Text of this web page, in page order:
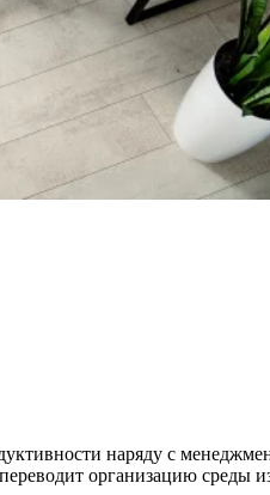
наряду с
организацию среды